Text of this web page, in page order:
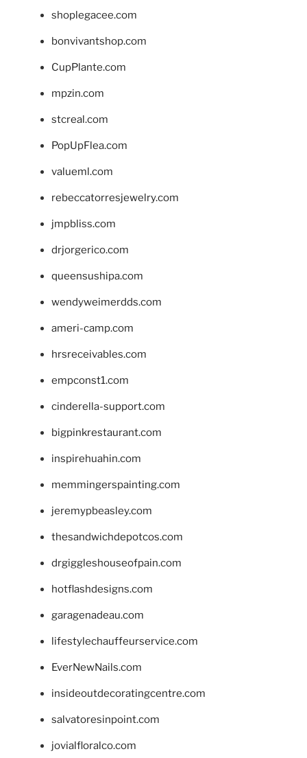
shoplegacee.com
bonvivantshop.com
CupPlante.com
mpzin.com
stcreal.com
PopUpFlea.com
valueml.com
rebeccatorresjewelry.com
jmpbliss.com
drjorgerico.com
queensushipa.com
wendyweimerdds.com
ameri-camp.com
hrsreceivables.com
empconst1.com
cinderella-support.com
bigpinkrestaurant.com
inspirehuahin.com
memmingerspainting.com
jeremypbeasley.com
thesandwichdepotcos.com
drgiggleshouseofpain.com
hotflashdesigns.com
garagenadeau.com
lifestylechauffeurservice.com
EverNewNails.com
insideoutdecoratingcentre.com
salvatoresinpoint.com
jovialfloralco.com